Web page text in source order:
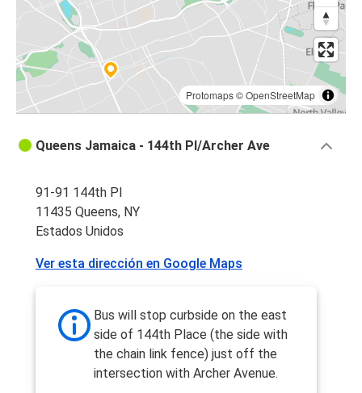
Protomaps©OpenStreetMap
Queens Jamaica - 144th Pl/Archer Ave
91-91 144th Pl
11435 Queens, NY
Estados Unidos
Ver esta dirección en Google Maps
Bus will stop curbside on the east
side of 144th Place (the side with
the chain link fence) just off the
intersection with Archer Avenue.